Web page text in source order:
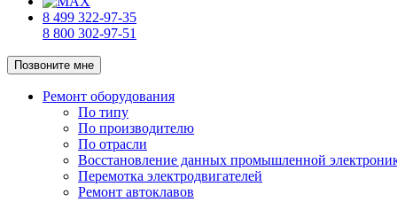
8 499 322-97-35
8 800 302-97-51
Позвоните мне
Ремонт оборудования
По типу
По производителю
По отрасли
Восстановление данных промышленной
Перемотка электродвигателей
Ремонт автоклавов